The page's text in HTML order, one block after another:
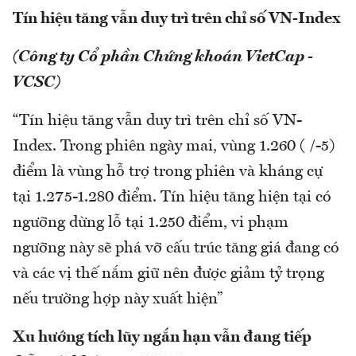
Tín hiệu tăng vẫn duy trì trên chỉ số VN-Index
(Công ty Cổ phần Chứng khoán VietCap -
VCSC)
“Tín hiệu tăng vẫn duy trì trên chỉ số VN-
Index. Trong phiên ngày mai, vùng 1.260 ( /-5)
điểm là vùng hỗ trợ trong phiên và kháng cự
tại 1.275-1.280 điểm. Tín hiệu tăng hiện tại có
ngưỡng dừng lỗ tại 1.250 điểm, vi phạm
ngưỡng này sẽ phá vỡ cấu trúc tăng giá đang có
và các vị thế nắm giữ nên được giảm tỷ trọng
nếu trường hợp này xuất hiện”
Xu hướng tích lũy ngắn hạn vẫn đang tiếp